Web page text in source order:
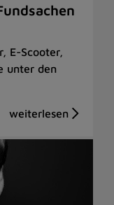
E-Scooter,
unter den